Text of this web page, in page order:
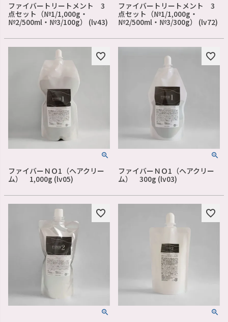
ファイバートリートメント 3
点セット（№1/1,000g・
№2/500ml・№3/100g） (lv43)
ファイバートリートメント 3
点セット（№1/1,000g・
№2/500ml・№3/300g） (lv72)
ファイバーＮＯ1（ヘアクリー
ム） 1,000g (lv05)
ファイバーＮＯ1（ヘアクリー
ム） 300g (lv03)